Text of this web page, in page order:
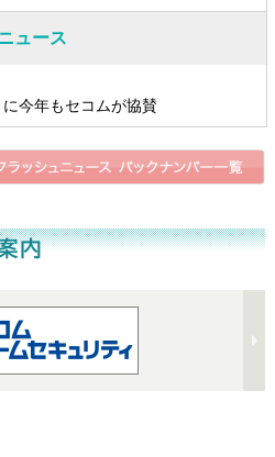
ュース
に今年もセコムが協賛